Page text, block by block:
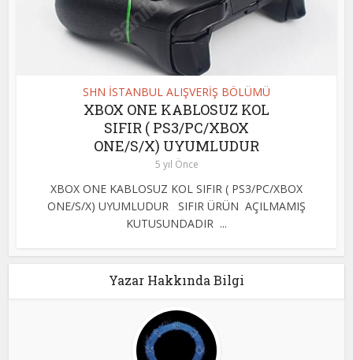
SHN İSTANBUL ALIŞVERİŞ BÖLÜMÜ
XBOX ONE KABLOSUZ KOL
SIFIR ( PS3/PC/XBOX
ONE/S/X) UYUMLUDUR
5 yıl Önce
XBOX ONE KABLOSUZ KOL SIFIR ( PS3/PC/XBOX
ONE/S/X) UYUMLUDUR SIFIR ÜRÜN AÇILMAMIŞ
KUTUSUNDADIR ...
Yazar Hakkında Bilgi